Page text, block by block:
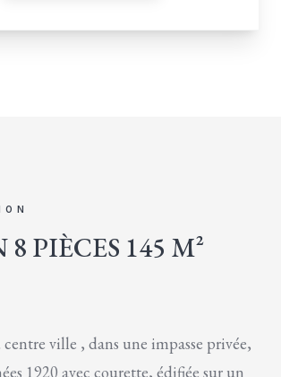
PIÈCES 145 M²
ville , dans une impasse privée,
1920 avec courette, édifiée sur un